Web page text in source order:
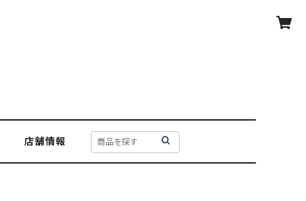
店舗情報